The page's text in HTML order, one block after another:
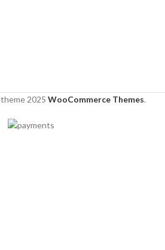
theme2025 WooCommerce Themes.